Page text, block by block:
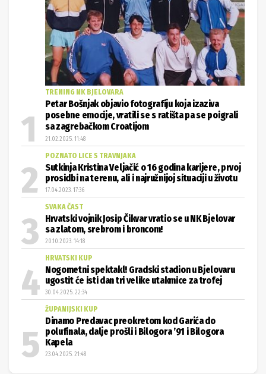
TRENING NK BJELOVARA
Petar Bošnjak objavio fotografiju koja izaziva
posebne emocije, vratili se s ratišta pa se poigrali
sa zagrebačkom Croatijom
21.02.2025. 11:48
POZNATO LICE S TRAVNJAKA
Sutkinja Kristina Veljačić o 16 godina karijere, prvoj
prosidbi na terenu, ali i najružnijoj situaciji u životu
17.04.2023. 17:36
SVAKA ČAST
Hrvatski vojnik Josip Čikvar vratio se u NK Bjelovar
sa zlatom, srebrom i broncom!
20.10.2023. 14:18
HRVATSKI KUP
Nogometni spektakl! Gradski stadion u Bjelovaru
ugostit će isti dan tri velike utakmice za trofej
30.04.2025. 22:34
ŽUPANIJSKI KUP
Dinamo Predavac preokretom kod Garića do
polufinala, dalje prošli i Bilogora ’91 i Bilogora
Kapela
23.04.2025. 21:48